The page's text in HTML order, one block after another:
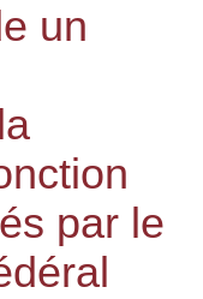
un
par le